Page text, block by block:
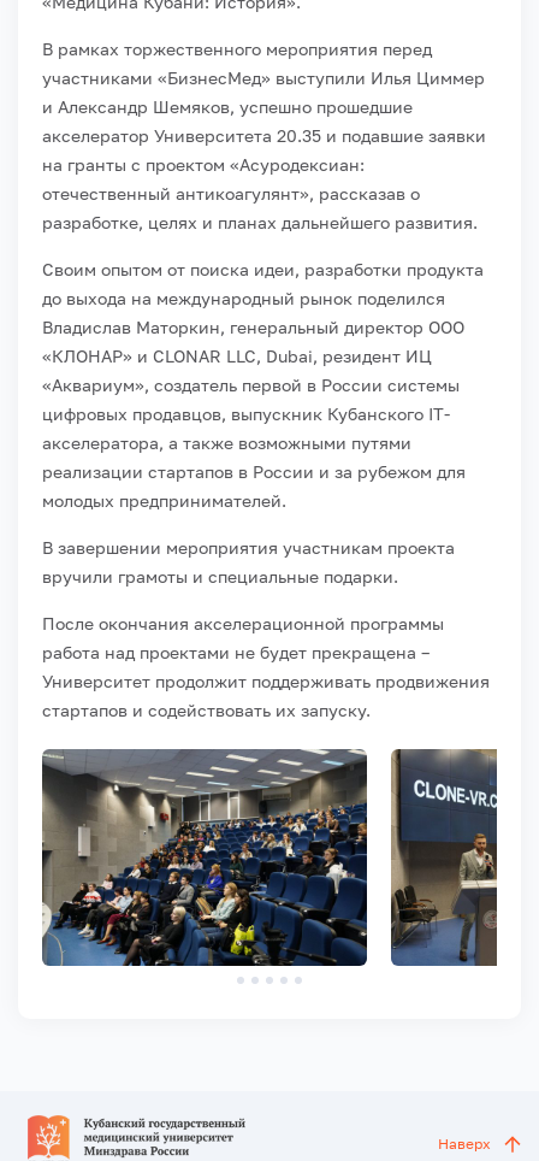
В рамках торжественного мероприятия перед
участниками «БизнесМед» выступили Илья Циммер
и Александр Шемяков, успешно прошедшие
акселератор Университета 20.35 и подавшие заявки
на гранты с проектом «Асуродексиан:
отечественный антикоагулянт», рассказав о
разработке, целях и планах дальнейшего развития.
Своим опытом от поиска идеи, разработки продукта
до выхода на международный рынок поделился
Владислав Маторкин, генеральный директор ООО
«КЛОНАР» и CLONAR LLC, Dubai, резидент ИЦ
«Аквариум», создатель первой в России системы
цифровых продавцов, выпускник Кубанского IT-
акселератора, а также возможными путями
реализации стартапов в России и за рубежом для
молодых предпринимателей.
В завершении мероприятия участникам проекта
вручили грамоты и специальные подарки.
После окончания акселерационной программы
работа над проектами не будет прекращена –
Университет продолжит поддерживать продвижения
стартапов и содействовать их запуску.
Наверх